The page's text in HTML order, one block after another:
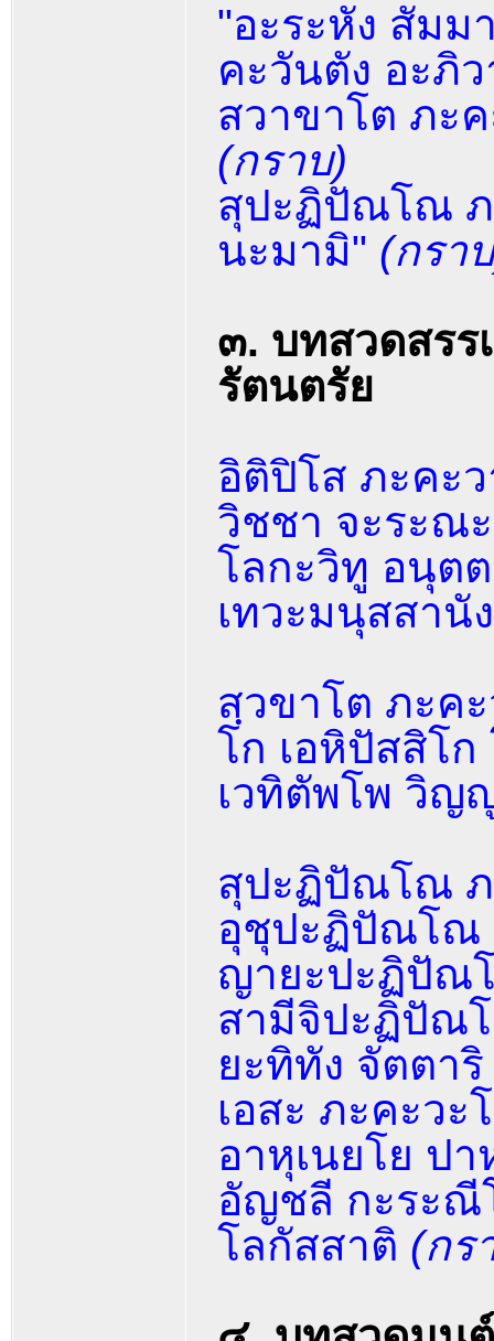
"อะระหัง สัมม
คะวันตัง อะภิ
สวาขาโต ภะ
(กราบ)
สุปะฏิปัณโณ ภ
นะมามิ" (กรา
๓. บทสวดสรร
รัตนตรัย
อิติปิโส ภะคะ
วิชชา จะระณ
โลกะวิทู อนุต
เทวะมนุสสา
สฺวขาโต ภะค
โก เอหิปัสสิโ
เวทิตัพโพ วิ
สุปะฏิปัณโณ ภ
อุชุปะฏิปัณโณ
ญายะปะฏิปัณ
สามีจิปะฏิปัณ
ยะทิทัง จัตตา
เอสะ ภะคะวะ
อาหุเนยโย ป
อัญชลี กะระณี
โลกัสสาติ (กร